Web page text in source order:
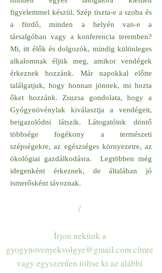
figyelemmel készül. Szép tiszta-e a szoba és
a fürdő, minden a helyén van-e a
társalgóban vagy a konferencia teremben?
Mi, itt élők és dolgozók, mindig különleges
alkalomnak éljük meg, amikor vendégek
érkeznek hozzánk. Már napokkal előtte
találgatjuk, hogy honnan jönnek, mi hozta
őket hozzánk. Zsuzsa gondolata, hogy a
Gyógynövénylak kiválasztja a vendégeit,
beigazolódni látszik. Látogatóink döntő
többsége fogékony a természeti
szépségekre, az egészséges környezetre, az
ökológiai gazdálkodásra. Legtöbben még
idegenként érkeznek, de általában jó
ismerősként távoznak.
/
Írjon nekünk a
gyogynovenyekvolgye@gmail.comcímre
vagy egyszerűen töltse ki az alábbi